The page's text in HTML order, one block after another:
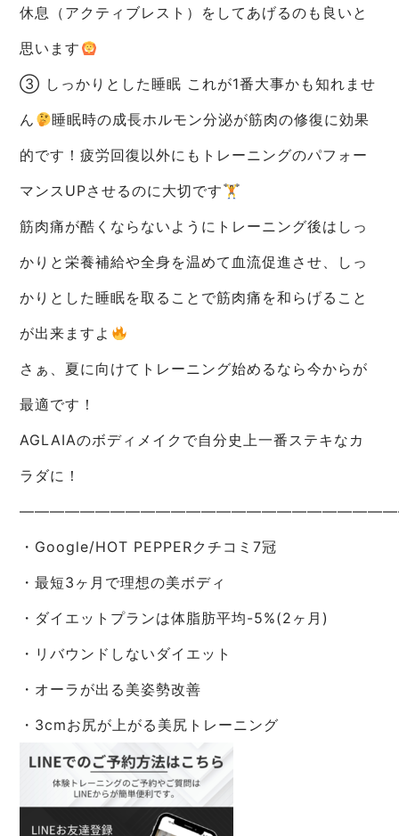
休息（アクティブレスト）をしてあげるのも良いと
思います
③ しっかりとした睡眠 これが1番大事かも知れませ
ん
睡眠時の成長ホルモン分泌が筋肉の修復に効果
的です！疲労回復以外にもトレーニングのパフォー
マンスUPさせるのに大切です🏋
筋肉痛が酷くならないようにトレーニング後はしっ
かりと栄養補給や全身を温めて血流促進させ、しっ
かりとした睡眠を取ることで筋肉痛を和らげること
が出来ますよ
さぁ、夏に向けてトレーニング始めるなら今からが
最適です！
AGLAIAのボディメイクで自分史上一番ステキなカ
ラダに！
・Google/HOT PEPPERクチコミ7冠
・最短3ヶ月で理想の美ボディ
・ダイエットプランは体脂肪平均-5%(2ヶ月)
・リバウンドしないダイエット
・オーラが出る美姿勢改善
・3cmお尻が上がる美尻トレーニング